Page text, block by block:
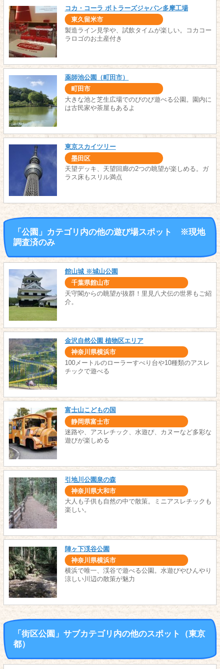
コカ・コーラ ボトラーズジャパン多摩工場
東久留米市
製造ライン見学や、試飲タイムが楽しい。コカコー
ラロゴのお土産付き
薬師池公園（町田市）
町田市
大きな池と芝生広場でのびのび遊べる公園。園内に
は古民家や茶屋もあるよ
東京スカイツリー
墨田区
天望デッキ、天望回廊の2つの眺望が楽しめる。ガ
ラス床もスリル満点
「公園」カテゴリ内の他の遊び場スポット ※現地
調査済のみ
館山城 ※城山公園
千葉県館山市
天守閣からの眺望が抜群！里見八犬伝の世界もご紹
介。
金沢自然公園 植物区エリア
神奈川県横浜市
100メートルのローラーすべり台や10種類のアスレ
チックで遊べる
富士山こどもの国
静岡県富士市
迷路や、アスレチック、水遊び、カヌーなど多彩な
遊びが楽しめる
引地川公園泉の森
神奈川県大和市
大人も子供も自然の中で散策。ミニアスレチックも
楽しい。
陣ヶ下渓谷公園
神奈川県横浜市
横浜で唯一、渓谷で遊べる公園。水遊びやひんやり
涼しい川辺の散策が魅力
「街区公園」サブカテゴリ内の他のスポット（東京
都）